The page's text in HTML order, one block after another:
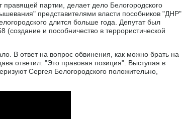
партии, делает дело Белогородского
представителями власти пособников "ДНР"
длится больше года. Депутат был
и пособничество в террористической
В ответ на вопрос обвинения, как можно брать на
ответил: "Это правовая позиция". Выступая в
Сергея Белогородского положительно,